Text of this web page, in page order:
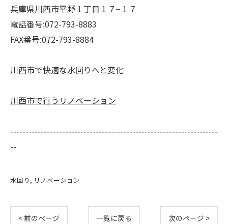
兵庫県川西市平野１丁目１７−１７
電話番号:072-793-8883
FAX番号:072-793-8884
川西市で快適な水回りへと変化
川西市で行うリノベーション
--------------------------------------------------------------------
--
水回り リノベーション
< 前のページ 一覧に戻る 次のページ >